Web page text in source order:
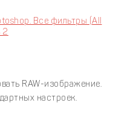
Все фильтры (All
2
RAW-изображение.
настроек.